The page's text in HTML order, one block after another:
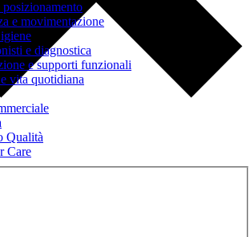
e movimentazione
e diagnostica
e supporti funzionali
vita quotidiana
Qualità
Care